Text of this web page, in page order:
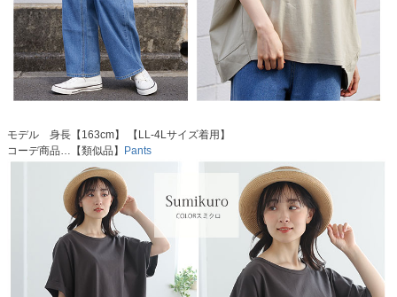
モデル 身長【163cm】 【LL-4Lサイズ着用】
コーデ商品…【類似品】
Pants